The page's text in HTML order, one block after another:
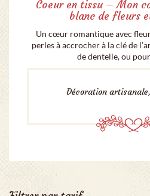
Coeur en tissu – Mon
blanc de fleurs
Un cœur romantique avec
perles à accrocher à la clé de
de dentelle, ou
Décoration